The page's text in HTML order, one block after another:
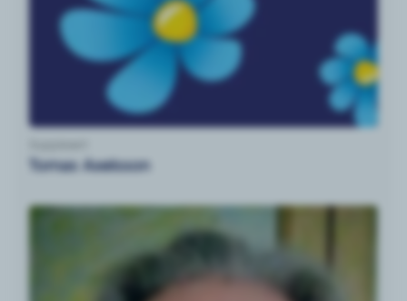
Tomas Axelsson